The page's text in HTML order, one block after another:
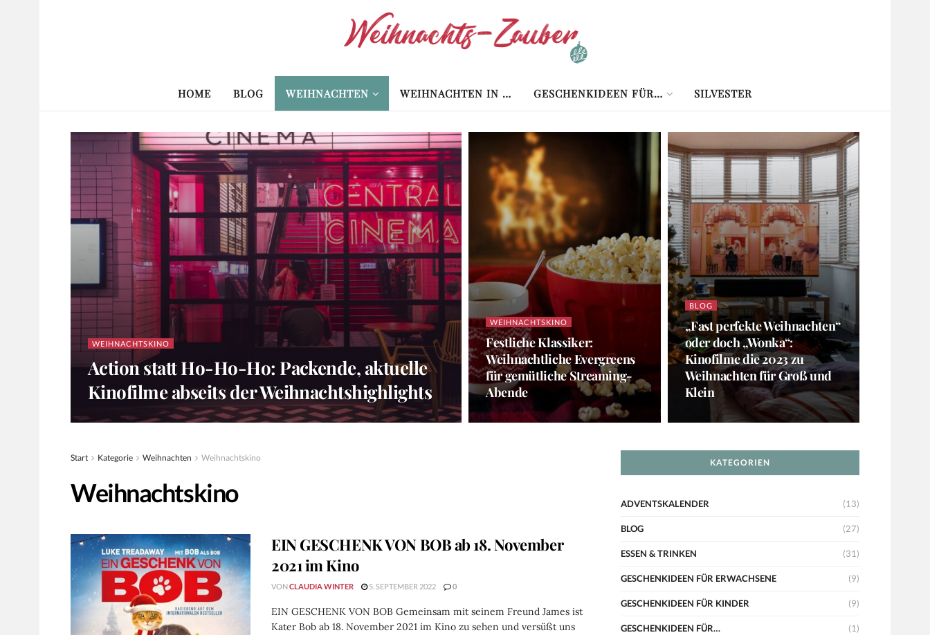
HOME BLOG WEIHNACHTEN WEIHNACHTEN IN … GESCHENKIDEEN FÜR… SILVESTER
WEIHNACHTSKINO
Action statt Ho-Ho-Ho: Packende, aktuelle
Kinofilme abseits der Weihnachtshighlights
WEIHNACHTSKINO
Festliche Klassiker:
Weihnachtliche Evergreens
für gemütliche Streaming-
Abende
BLOG
„Fast perfekte Weihnachten“
oder doch „Wonka“:
Kinofilme die 2023 zu
Weihnachten für Groß und
Klein
Start Kategorie Weihnachten Weihnachtskino
Weihnachtskino
EIN GESCHENK VON BOB ab 18. November
2021 im Kino
VONCLAUDIA WINTER 5. SEPTEMBER 2022 0
EIN GESCHENK VON BOB Gemeinsam mit seinem Freund James ist
Kater Bob ab 18. November 2021 im Kino zu sehen und versüßt uns
KATEGORIEN
ADVENTSKALENDER (13)
BLOG (27)
ESSEN & TRINKEN (31)
GESCHENKIDEEN FÜR ERWACHSENE (9)
GESCHENKIDEEN FÜR KINDER (9)
GESCHENKIDEEN FÜR… (1)